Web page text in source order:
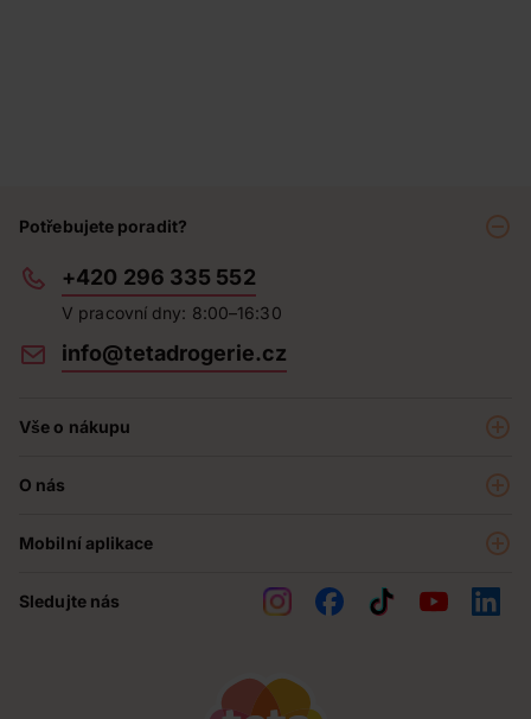
Potřebujete poradit?
+420 296 335 552
V pracovní dny: 8:00–16:30
info@tetadrogerie.cz
Vše o nákupu
Prodejny
Obchodní podmínky
O nás
Teta pomáhá
Mobilní aplikace
Sledujte nás